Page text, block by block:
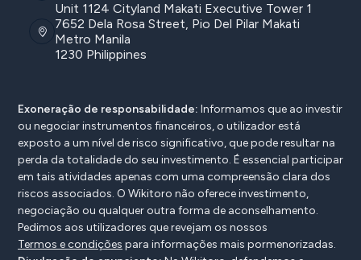
Unit 1124 Cityland Makati Executive Tower 1
7652 Dela Rosa Street, Pio Del Pilar Makati
Metro Manila
1230 Philippines
Exoneração de responsabilidade: Informamos que ao investir
ou negociar instrumentos financeiros, o utilizador está
exposto a um nível de risco significativo, que pode resultar na
perda da totalidade do seu investimento. É essencial participar
em tais atividades apenas com uma compreensão clara dos
riscos associados. O Wikitoro não oferece investimento,
negociação ou qualquer outra forma de aconselhamento.
Pedimos aos utilizadores que revejam os nossos
Termos e condições para informações mais pormenorizadas.